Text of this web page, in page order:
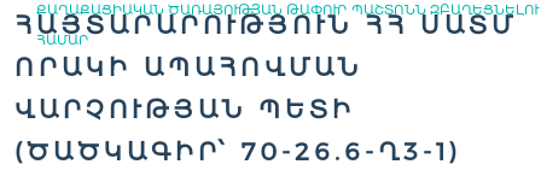
ՔԱՂԱՔԱՑԻԱԿԱՆ ԾԱՌԱՅՈՒԹՅԱՆ ԹԱՓՈՒՐ ՊԱՇՏՈՆՆ ԶԲԱՂԵՑՆԵԼՈՒ
ՀԱՄԱՐ
ՀԱՅՏԱՐԱՐՈՒԹՅՈՒՆ ՀՀ ՍԱՏՄ
ՈՐԱԿԻ ԱՊԱՀՈՎՄԱՆ
ՎԱՐՉՈՒԹՅԱՆ ՊԵՏԻ
(ԾԱԾԿԱԳԻՐ՝ 70-26.6-Ղ3-1)